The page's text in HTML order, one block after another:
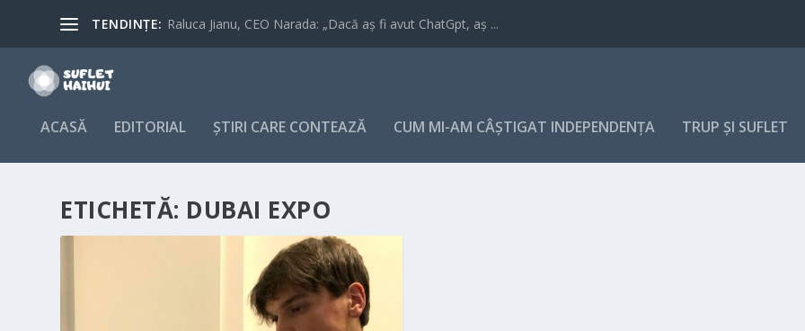
TENDINȚE: Raluca Jianu, CEO Narada: „Dacă aș fi avut ChatGpt, aș ...
ACASĂ EDITORIAL ȘTIRI CARE CONTEAZĂ CUM MI-AM CÂȘTIGAT INDEPENDENȚA TRUP ȘI SUFLET
ETICHETĂ: DUBAI EXPO